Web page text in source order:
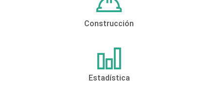
Construcción
Estadística